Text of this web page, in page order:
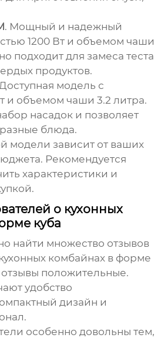
. Мощный и надежный
1200 Вт и объемом чаши
подходит для замеса теста
продуктов.
модель с
и объемом чаши 3.2 литра.
насадок и позволяет
блюда.
модели зависит от ваших
Рекомендуется
характеристики и
о кухонных
куба
найти множество отзывов
комбайнах в форме
положительные.
удобство
дизайн и
особенно довольны тем,